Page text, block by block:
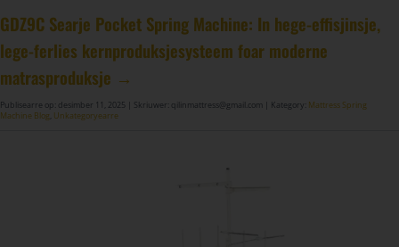
GDZ9C Searje Pocket Spring Machine: In hege-effisjinsje,
lege-ferlies kernproduksjesysteem foar moderne
matrasproduksje →
Publisearre op: desimber 11, 2025 | Skriuwer: qilinmattress@gmail.com | Kategory: Mattress Spring
Machine Blog Unkategoryearre